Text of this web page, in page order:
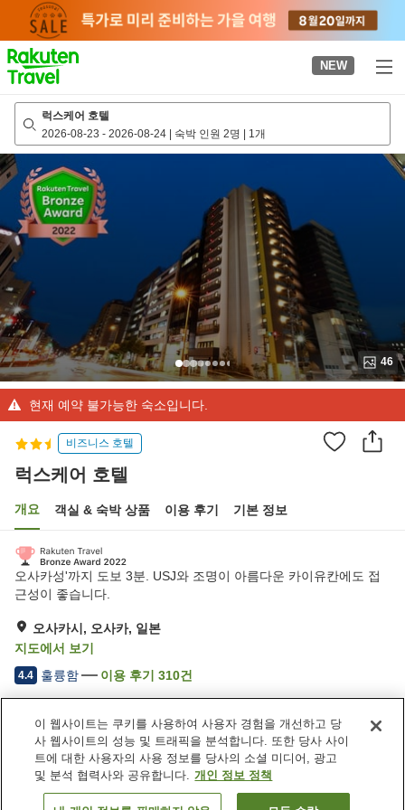
page
NEW
럭스케어 호텔
2026-08-23 - 2026-08-24 | 숙박 인원 2명 | 1개
46
현재 예약 불가능한 숙소입니다.
비즈니스 호텔
럭스케어 호텔
개요 객실 & 숙박 상품 이용 후기 기본 정보
오사카성'까지 도보 3분. USJ와 조명이 아름다운 카이유칸에도 접
근성이 좋습니다.
오사카시, 오사카, 일본
지도에서 보기
4.4 훌륭함 이용 후기 310건
숙소 편의 시설/서비스
레스토랑
라운지
공용 부엌
세탁 (유료)
이 웹사이트는 쿠키를 사용하여 사용자 경험을 개선하고 당
사 웹사이트의 성능 및 트래픽을 분석합니다. 또한 당사 사이
트에 대한 사용자의 사용 정보를 당사의 소셜 미디어, 광고
및 분석 협력사와 공유합니다. 개인 정보 정책